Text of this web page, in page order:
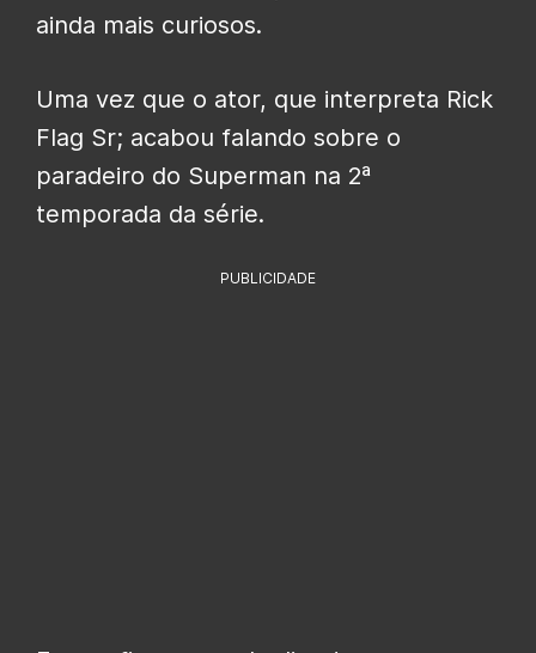
ainda mais curiosos.
Uma vez que o ator, que interpreta Rick
Flag Sr; acabou falando sobre o
paradeiro do Superman na 2ª
temporada da série.
PUBLICIDADE